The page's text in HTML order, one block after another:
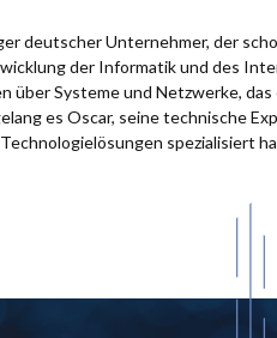
deutscher Unternehmer, der
der Informatik und des
über Systeme und Netzwerke,
es Oscar, seine technische
spezialisiert